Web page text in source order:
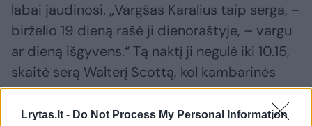
Lrytas.lt - Do Not Process My Personal Information
labai jaudinosi. „Vargšas Karalius taip serga, –
birželio 19 dieną rašė ji dienoraštyje, – vargu
ar dieną išgyvens.“ Tą naktį ji negulė iki 10.15,
skaitė serą Walterį Scottą, kol kambarinės
tvarkė jai plaukus. Kai kas numanė, bet niekas
tikrai nežinojo, jog tai bus paskutinis jos, kaip